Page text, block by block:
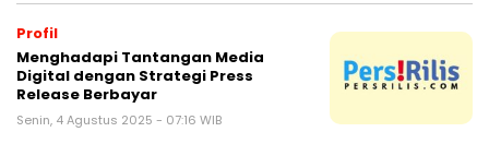
Profil
Menghadapi Tantangan Media
Digital dengan Strategi Press
Release Berbayar
Senin, 4 Agustus 2025 - 07:16 WIB